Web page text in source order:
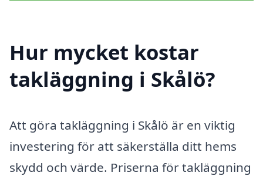
Hur mycket kostar
takläggning i Skålö?
Att göra takläggning i Skålö är en viktig
investering för att säkerställa ditt hems
skydd och värde. Priserna för takläggning